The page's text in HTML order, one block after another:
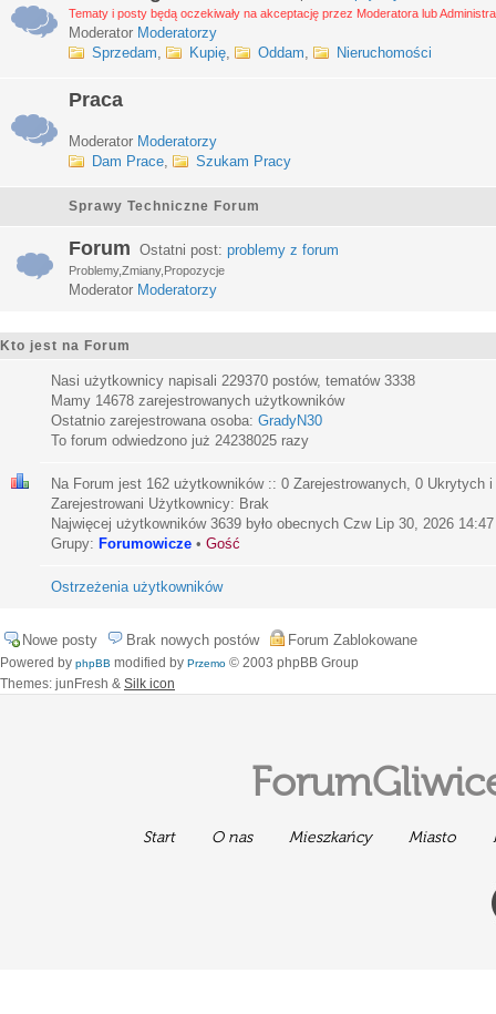
Tematy i posty będą oczekiwały na akceptację przez Moderatora lub
Moderator Moderatorzy
Sprzedam, Kupię, Oddam, Nieruchomości
Praca
Moderator Moderatorzy
Dam Prace, Szukam Pracy
Sprawy Techniczne Forum
Forum Ostatni post: problemy z forum
Problemy,Zmiany,Propozycje
Moderator Moderatorzy
Kto jest na Forum
Nasi użytkownicy napisali 229370 postów, tematów 3338
Mamy 14678 zarejestrowanych użytkowników
Ostatnio zarejestrowana osoba: GradyN30
To forum odwiedzono już 24238025 razy
Na Forum jest 162 użytkowników :: 0 Zarejestrowanych, 0 Ukrytych
Zarejestrowani Użytkownicy: Brak
Najwięcej użytkowników 3639 było obecnych Czw Lip 30, 2026 14:47
Grupy: Forumowicze • Gość
Ostrzeżenia użytkowników
Nowe posty Brak nowych postów Forum Zablokowane
Powered by phpBB modified by Przemo © 2003 phpBB Group
Themes: junFresh & Silk icon
Start O nas Mieszkańcy Miasto